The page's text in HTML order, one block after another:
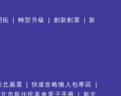
拓 轉型升級 創新創業
新
北嚴選
快速攻略懶人包專區
北市新住民美食電子手冊
新北